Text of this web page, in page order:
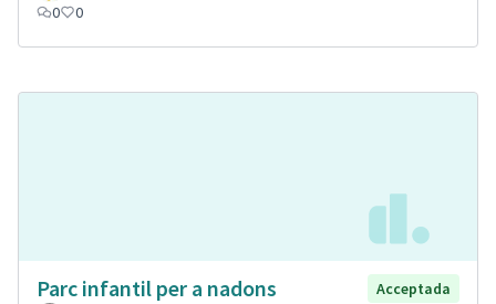
0
0
Parc infantil per a nadons
Acceptada